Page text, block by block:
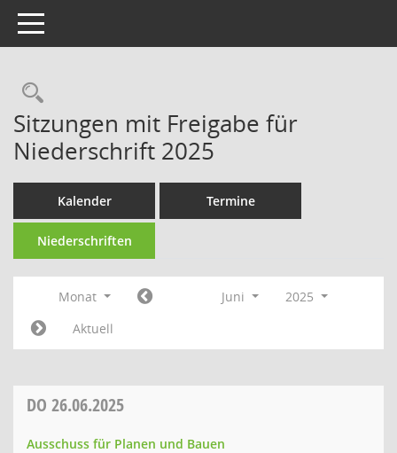
Toggle navigation
Rechercheauswahl
Sitzungen mit Freigabe für
Niederschrift 2025
Kalender Termine
Niederschriften
Monat Juni
2025
Aktuell
DO 26.06.2025
Ausschuss für Planen und Bauen